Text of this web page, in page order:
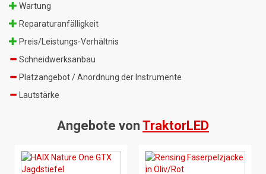
Wartung
Reparaturanfälligkeit
Preis/Leistungs-Verhältnis
Schneidwerksanbau
Platzangebot / Anordnung der Instrumente
Lautstärke
Angebote von TraktorLED